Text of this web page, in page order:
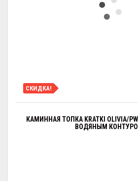
СКИДКА!
КАМИННАЯ ТОПКА KRATKI OLIVIA/
ВОДЯНЫМ